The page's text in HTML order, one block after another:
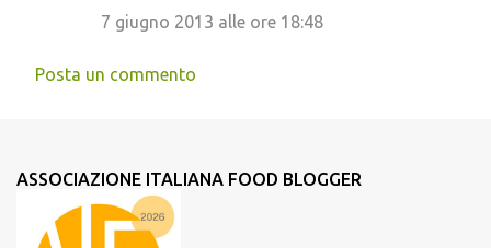
7 giugno 2013 alle ore 18:48
Posta un commento
ASSOCIAZIONE ITALIANA FOOD BLOGGER